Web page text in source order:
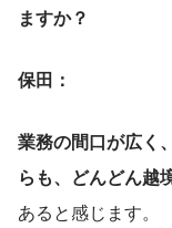
ますか？
保田：
業務の間口が広く
らも、どんどん越
あると感じます。